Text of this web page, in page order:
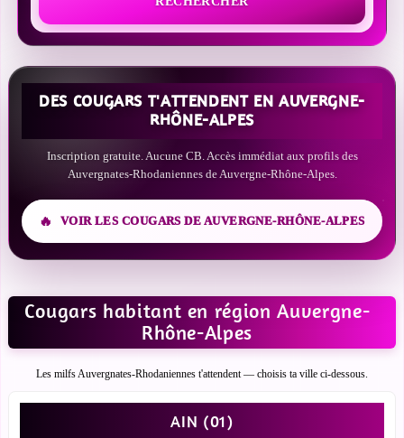
DES COUGARS T'ATTENDENT EN AUVERGNE-
RHÔNE-ALPES
Inscription gratuite. Aucune CB. Accès immédiat aux profils des
Auvergnates-Rhodaniennes de Auvergne-Rhône-Alpes.
VOIR LES COUGARS DE AUVERGNE-RHÔNE-ALPES
Cougars habitant en région Auvergne-
Rhône-Alpes
Les milfs Auvergnates-Rhodaniennes t'attendent — choisis ta ville ci-dessous.
AIN (01)